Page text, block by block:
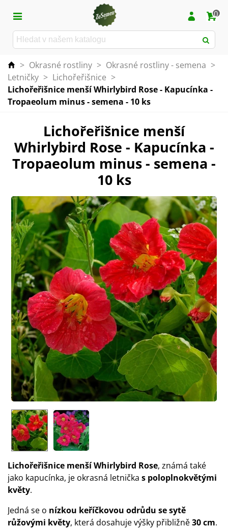
0
> Okrasné rostliny > Okrasné rostliny - semena >
Letničky > Lichořeřišnice >
Lichořeřišnice menší Whirlybird Rose - Kapucínka -
Tropaeolum minus - semena - 10 ks
Lichořeřišnice menší
Whirlybird Rose - Kapucínka -
Tropaeolum minus - semena -
10 ks
Lichořeřišnice menší Whirlybird Rose, známá také
jako kapucínka, je okrasná letnička s poloplnokvětými
květy.
Jedná se o nízkou keříčkovou odrůdu se sytě
růžovými květy, která dosahuje výšky přibližně30 cm.